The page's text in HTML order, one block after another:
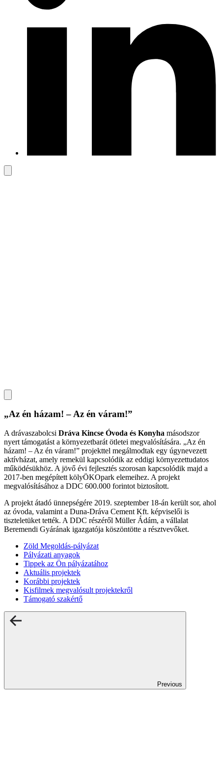
„Az én házam! – Az én váram!”
A drávaszabolcsi Dráva Kincse Óvoda és Konyha másodszor
nyert támogatást a környezetbarát ötletei megvalósítására. „Az én
házam! – Az én váram!” projekttel megálmodtak egy úgynevezett
aktívházat, amely remekül kapcsolódik az eddigi környezettudatos
működésükhöz. A jövő évi fejlesztés szorosan kapcsolódik majd a
2017-ben megépített kölyÖKOpark elemeihez. A projekt
megvalósításához a DDC 600.000 forintot biztosított.
A projekt átadó ünnepségére 2019. szeptember 18-án került sor, ahol
az óvoda, valamint a Duna-Dráva Cement Kft. képviselői is
tiszteletüket tették. A DDC részéről Müller Ádám, a vállalat
Beremendi Gyárának igazgatója köszöntötte a résztvevőket.
Zöld Megoldás-pályázat
Pályázati anyagok
Tippek az Ön pályázatához
Aktuális projektek
Korábbi projektek
Kisfilmek megvalósult projektekről
Támogató szakértő
Previous